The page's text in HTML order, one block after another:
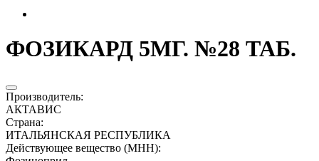
ФОЗИКАРД 5МГ. №28 ТАБ.
Производитель:
АКТАВИС
Страна:
ИТАЛЬЯНСКАЯ РЕСПУБЛИКА
Действующее вещество (МНН):